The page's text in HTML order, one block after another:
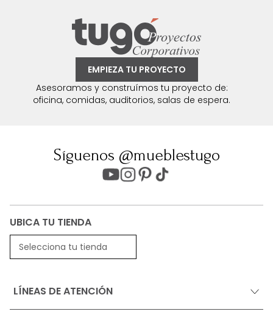
EMPIEZA TU PROYECTO
Asesoramos y construímos tu proyecto de:
oficina, comidas, auditorios, salas de espera.
Síguenos @mueblestugo
UBICA TU TIENDA
Selecciona tu tienda
LÍNEAS DE ATENCIÓN